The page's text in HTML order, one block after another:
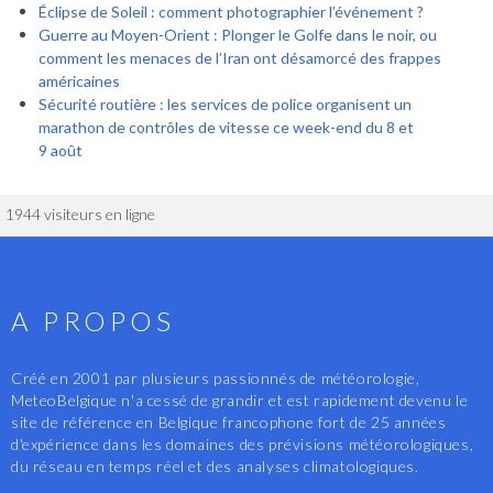
Éclipse de Soleil : comment photographier l’événement ?
Guerre au Moyen-Orient : Plonger le Golfe dans le noir, ou
comment les menaces de l’Iran ont désamorcé des frappes
américaines
Sécurité routière : les services de police organisent un
marathon de contrôles de vitesse ce week-end du 8 et
9 août
1944 visiteurs en ligne
A PROPOS
Créé en 2001 par plusieurs passionnés de météorologie,
MeteoBelgique n'a cessé de grandir et est rapidement devenu le
site de référence en Belgique francophone fort de 25 années
d'expérience dans les domaines des prévisions météorologiques,
du réseau en temps réel et des analyses climatologiques.